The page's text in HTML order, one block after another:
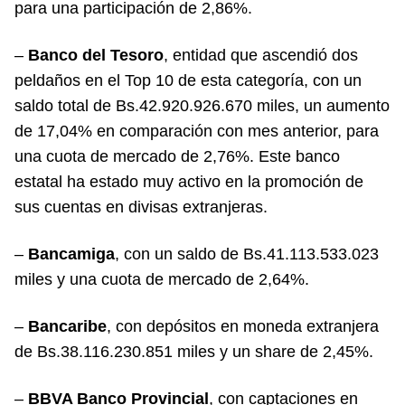
para una participación de 2,86%.
– Banco del Tesoro, entidad que ascendió dos
peldaños en el Top 10 de esta categoría, con un
saldo total de Bs.42.920.926.670 miles, un aumento
de 17,04% en comparación con mes anterior, para
una cuota de mercado de 2,76%. Este banco
estatal ha estado muy activo en la promoción de
sus cuentas en divisas extranjeras.
– Bancamiga, con un saldo de Bs.41.113.533.023
miles y una cuota de mercado de 2,64%.
– Bancaribe, con depósitos en moneda extranjera
de Bs.38.116.230.851 miles y un share de 2,45%.
– BBVA Banco Provincial, con captaciones en